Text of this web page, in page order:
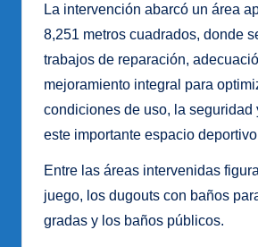
La intervención abarcó un área
8,251 metros cuadrados, donde
trabajos de reparación,
mejoramiento integral para
condiciones de uso, la seguridad
este importante espacio
Entre las áreas intervenidas
juego, los dugouts con baños
gradas y los baños públicos.